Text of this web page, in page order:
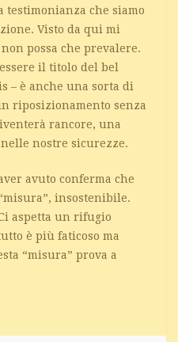
testimonianza che siamo
Visto da qui mi
possa che prevalere.
il titolo del bel
– è anche una sorta di
riposizionamento senza
rancore, una
nostre sicurezze.
avuto conferma che
insostenibile.
aspetta un rifugio
è più faticoso ma
“misura” prova a